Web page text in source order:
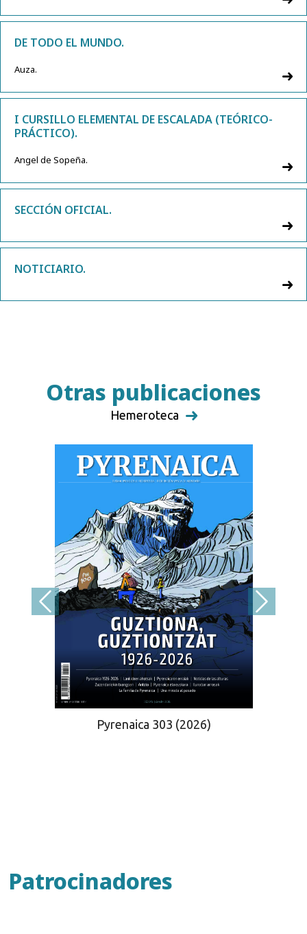
DE TODO EL MUNDO.
Auza.
I CURSILLO ELEMENTAL DE ESCALADA (TEÓRICO-
PRÁCTICO).
Angel de Sopeña.
SECCIÓN OFICIAL.
NOTICIARIO.
Otras publicaciones
Hemeroteca
Pyrenaica 303 (2026)
Patrocinadores